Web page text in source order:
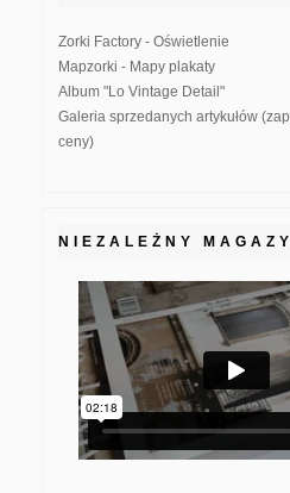
Zorki Factory - Oświetlenie
Mapzorki - Mapy plakaty
Album "Lo Vintage Detail"
Galeria sprzedanych artykułów
ceny)
NIEZALEŻNY